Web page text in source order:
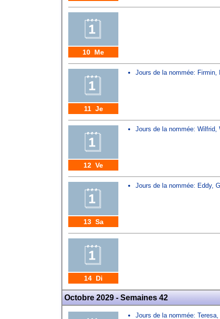
10 Me
11 Je
Jours de la nommée: Firmin,
12 Ve
Jours de la nommée: Wilfrid,
13 Sa
Jours de la nommée: Eddy,
14 Di
Octobre 2029 - Semaines 42
Jours de la nommée: Teresa,